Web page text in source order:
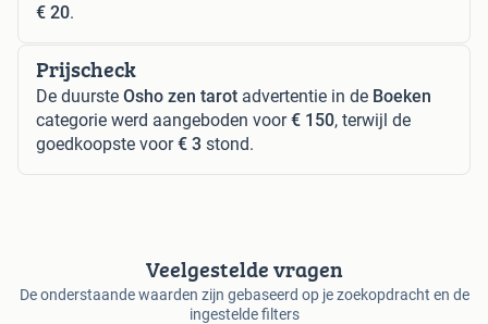
€ 20.
Prijscheck
De duurste Osho zen tarot advertentie in de Boeken
categorie werd aangeboden voor€ 150, terwijl de
goedkoopste voor€ 3 stond.
Veelgestelde vragen
De onderstaande waarden zijn gebaseerd op je zoekopdracht en de
ingestelde filters